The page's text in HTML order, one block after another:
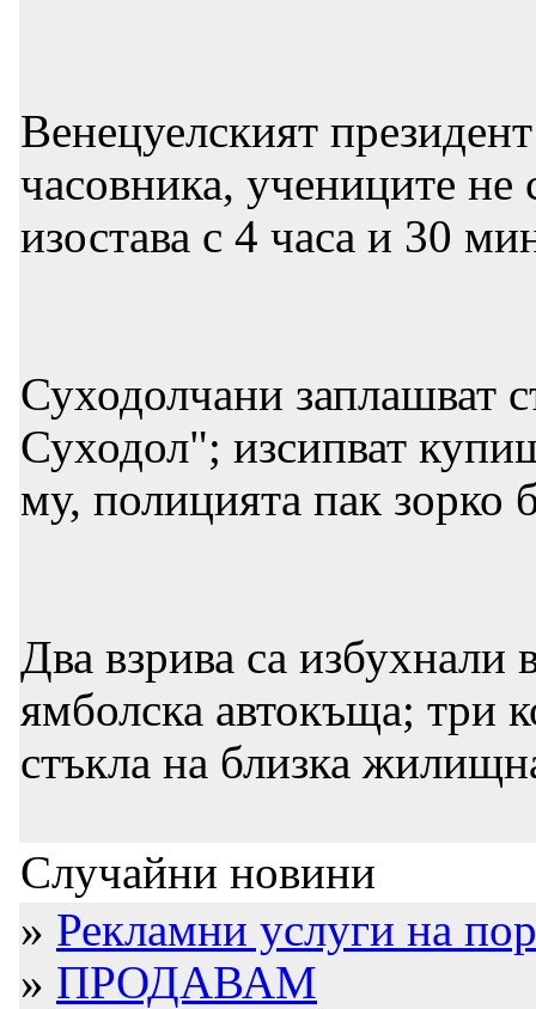
Венецуелският
часовника, учениците не
изостава с 4 часа и 30
Суходолчани заплашват
Суходол"; изсипват
му, полицията пак зорко
Два взрива са избухнали
ямболска автокъща; три
стъкла на близка
Случайни новини
» Рекламни услуги на
» ПРОДАВАМ